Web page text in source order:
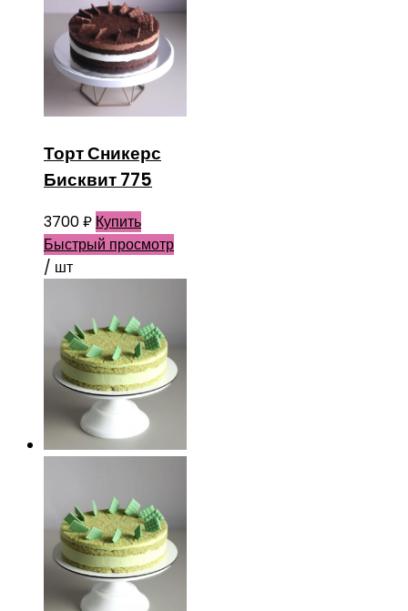
Торт Сникерс
Бисквит 775
3700₽ Купить
Быстрый просмотр
/ шт